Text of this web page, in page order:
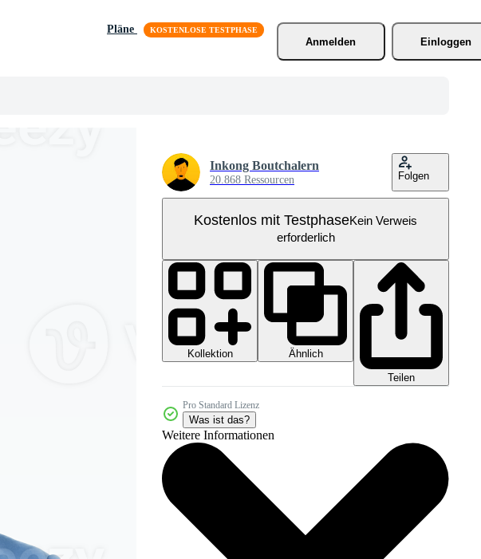
Pläne
Anmelden
Einloggen
Inkong Boutchalern
20.868 Ressourcen Folgen
Kostenlos mit TestphaseKein Verweis
erforderlich
Kollektion
Ähnlich
Teilen
Pro Standard Lizenz
Was ist das?
Weitere Informationen